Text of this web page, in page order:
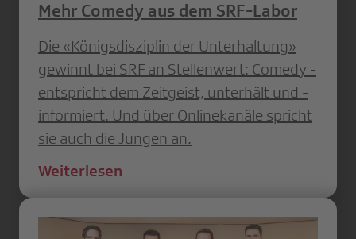
Mehr Comedy aus dem SRF-Labor
Die «Königsdisziplin der Unter­haltung»
gewinnt bei SRF an ­Stellenwert: Comedy ­
entspricht dem ­Zeitgeist, unterhält und ­
informiert. Und über ­Onlinekanäle spricht
sie auch die Jungen an.
Weiterlesen